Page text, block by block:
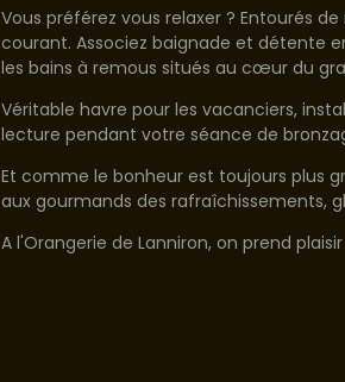
Vous préférez vous relaxer ? Entourés
courant. Associez baignade et détente
les bains à remous situés au cœur du
Véritable havre pour les vacanciers,
lecture pendant votre séance de
Et comme le bonheur est toujours plus
aux gourmands des rafraîchissements,
A l'Orangerie de Lanniron, on prend